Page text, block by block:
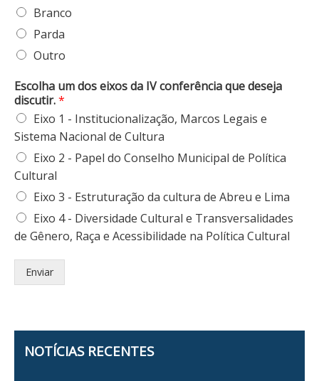
Branco
Parda
Outro
Escolha um dos eixos da IV conferência que deseja
discutir.*
Eixo 1 - Institucionalização, Marcos Legais e
Sistema Nacional de Cultura
Eixo 2 - Papel do Conselho Municipal de Política
Cultural
Eixo 3 - Estruturação da cultura de Abreu e Lima
Eixo 4 - Diversidade Cultural e Transversalidades
de Gênero, Raça e Acessibilidade na Política Cultural
Enviar
NOTÍCIAS RECENTES